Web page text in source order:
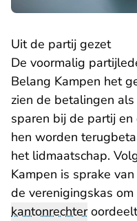
Uit de partij gezet
De voormalig
Belang Kampen het
zien de betalingen
sparen bij de partij
hen worden
het lidmaatschap.
Kampen is sprake
de verenigingskas
kantonrechter